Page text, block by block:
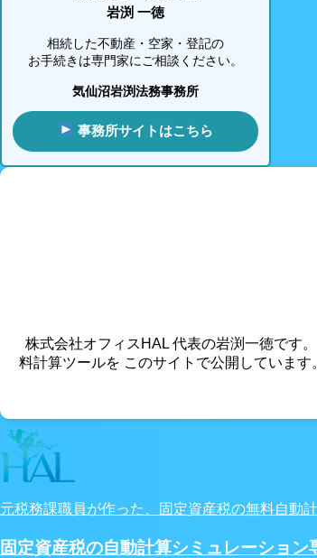
岩渕 一徳
相続した不動産・空家・登記の
お手続きは専門家にご相談ください。
気仙沼岩渕法務事務所
事務所サイトはこちら
株式会社オフィスHAL 代表の岩渕一徳です
料計算ツールを このサイトで公開していま
元税務課職員が作った、固定資産税の無料自動
固定資産税の自動計算シミュレーション